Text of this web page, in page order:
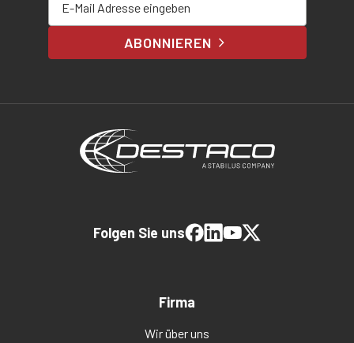
ABONNIEREN
Firma
Wir über uns
Folgen Sie uns